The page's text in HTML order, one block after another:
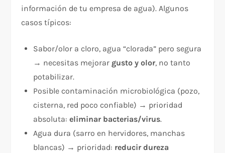
información de tu empresa de agua). Algunos
casos típicos:​
Sabor/olor a cloro, agua “clorada” pero segura
→ necesitas mejorar gusto y olor, no tanto
potabilizar.
Posible contaminación microbiológica (pozo,
cisterna, red poco confiable) → prioridad
absoluta:eliminar bacterias/virus.
Agua dura (sarro en hervidores, manchas
blancas) → prioridad: reducir dureza